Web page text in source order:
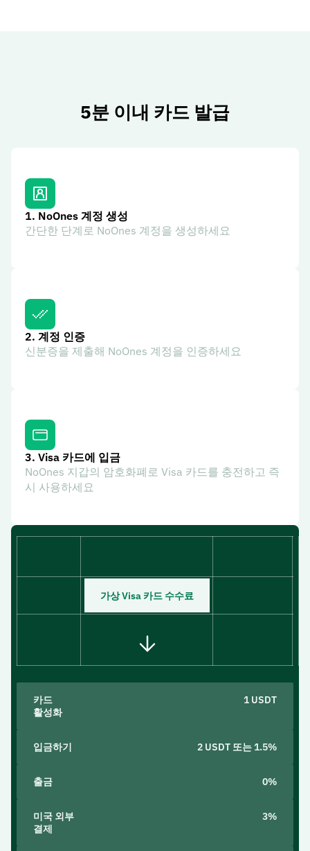
5분 이내 카드 발급
1. NoOnes 계정 생성
간단한 단계로 NoOnes 계정을 생성하세요
2. 계정 인증
신분증을 제출해 NoOnes 계정을 인증하세요
3. Visa 카드에 입금
NoOnes 지갑의 암호화폐로 Visa 카드를 충전하고 즉
시 사용하세요
가상 Visa 카드 수수료
카드
활성화
1 USDT
입금하기 2 USDT 또는 1.5%
출금 0%
미국 외부
결제
3%